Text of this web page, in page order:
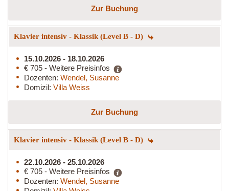
Zur Buchung
Klavier intensiv - Klassik (Level B - D)
15.10.2026 - 18.10.2026
€ 705 - Weitere Preisinfos
Dozenten: Wendel, Susanne
Domizil: Villa Weiss
Zur Buchung
Klavier intensiv - Klassik (Level B - D)
22.10.2026 - 25.10.2026
€ 705 - Weitere Preisinfos
Dozenten: Wendel, Susanne